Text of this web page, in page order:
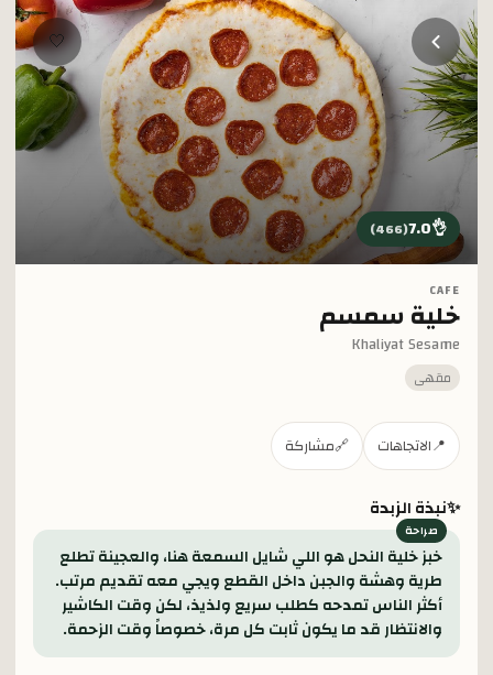
تخطي إلى المحتوى الرئيسي
🤍
👌
7.0
(
466
)
CAFE
خلية سمسم
Khaliyat Sesame
مقهى
📍الاتجاهات 🔗مشاركة
✨نبذة الزبدة
خبز خلية النحل هو اللي شايل السمعة هنا، والعجينة تطلع
طرية وهشة والجبن داخل القطع ويجي معه تقديم مرتب.
أكثر الناس تمدحه كطلب سريع ولذيذ، لكن وقت الكاشير
والانتظار قد ما يكون ثابت كل مرة، خصوصاً وقت الزحمة.